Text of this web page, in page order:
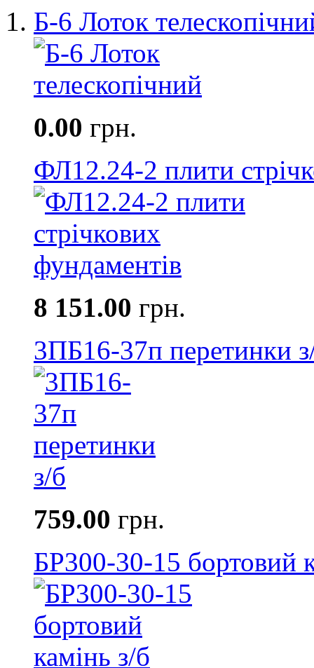
Б-6 Лоток
0.00 грн.
ФЛ12.24-2 плити
8 151.00 грн.
3ПБ16-37п перетинки
759.00 грн.
БР300-30-15 бортовий